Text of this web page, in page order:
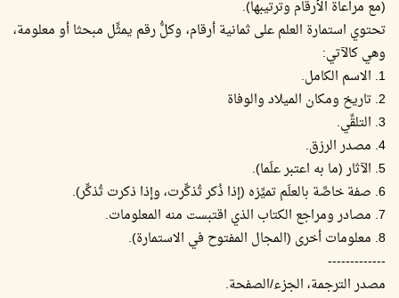
(مع مراعاة الأرقام وترتيبها).
تحتوي استمارة العلم على ثمانية أرقام، وكلُّ رقم يمثِّل مبحثا أو معلومة،
وهي كالآتي:
1. الاسم الكامل.
2. تاريخ ومكان الميلاد والوفاة
3. التلقِّي.
4. مصدر الرزق.
5. الآثار (ما به اعتبر علَما).
6. صفة خاصَّة بالعلَم تميِّزه (إذا ذُكر تُذكِّرت، وإذا ذكرت تُذكِّر).
7. مصادر ومراجع الكتاب الذي اقتبست منه المعلومات.
8. معلومات أخرى (المجال المفتوح في الاستمارة).
-------------
مصدر الترجمة، الجزء/الصفحة.